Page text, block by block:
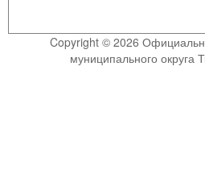
Copyright © 2026
муниципального округа